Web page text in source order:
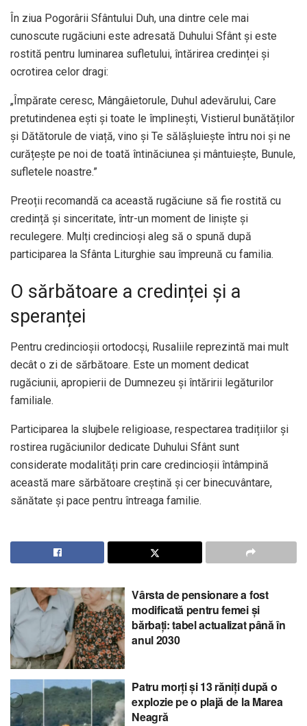
În ziua Pogorârii Sfântului Duh, una dintre cele mai
cunoscute rugăciuni este adresată Duhului Sfânt și este
rostită pentru luminarea sufletului, întărirea credinței și
ocrotirea celor dragi:
„Împărate ceresc, Mângâietorule, Duhul adevărului, Care
pretutindenea ești și toate le împlinești, Vistierul bunătăților
și Dătătorule de viață, vino și Te sălășluiește întru noi și ne
curățește pe noi de toată întinăciunea și mântuiește, Bunule,
sufletele noastre.”
Preoții recomandă ca această rugăciune să fie rostită cu
credință și sinceritate, într-un moment de liniște și
reculegere. Mulți credincioși aleg să o spună după
participarea la Sfânta Liturghie sau împreună cu familia.
O sărbătoare a credinței și a
speranței
Pentru credincioșii ortodocși, Rusaliile reprezintă mai mult
decât o zi de sărbătoare. Este un moment dedicat
rugăciunii, apropierii de Dumnezeu și întăririi legăturilor
familiale.
Participarea la slujbele religioase, respectarea tradițiilor și
rostirea rugăciunilor dedicate Duhului Sfânt sunt
considerate modalități prin care credincioșii întâmpină
această mare sărbătoare creștină și cer binecuvântare,
sănătate și pace pentru întreaga familie.
Vârsta de pensionare a fost
modificată pentru femei și
bărbați: tabel actualizat până în
anul 2030
Patru morți și 13 răniți după o
explozie pe o plajă de la Marea
Neagră